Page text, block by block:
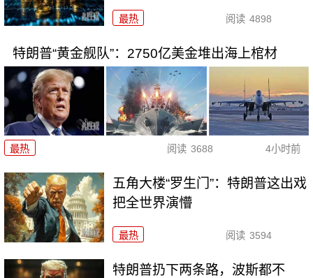
最热 阅读 4898
特朗普“黄金舰队”：2750亿美金堆出海上棺材
最热 阅读 3688 4小时前
五角大楼“罗生门”：特朗普这出戏
把全世界演懵
最热 阅读 3594
特朗普扔下两条路，波斯都不